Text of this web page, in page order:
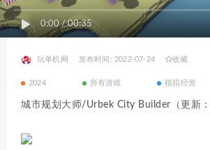
0:00/00:35
玩单机网 发布时间: 2022-07-24 收藏
2024 所有游戏 模拟经营
城市规划大师/Urbek City Builder（更新：